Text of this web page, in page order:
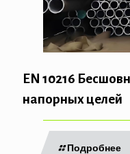
EN 10216
напорных целей
Подробнее